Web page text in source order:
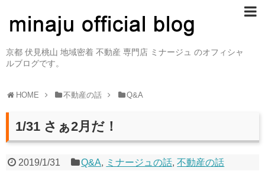
京都 伏見桃山 地域密着 不動産 専門店 ミナージュ のオフィシャ
ルブログです。
HOME 不動産の話 Q&A
1/31 さぁ2月だ！
2019/1/31 Q&A, ミナージュの話,不動産の話